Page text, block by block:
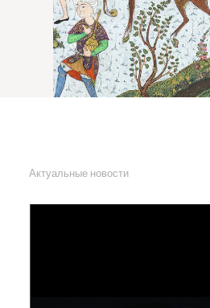
Актуальные новости